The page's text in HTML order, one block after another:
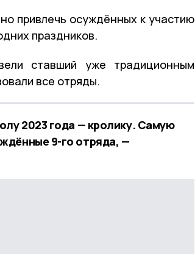
привлечь осуждённых к участию
праздников.
ставший уже традиционным
все отряды.
2023 года — кролику. Самую
9-го отряда, —